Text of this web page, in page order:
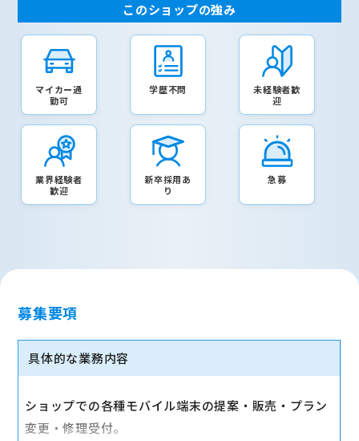
このショップの強み
マイカー通
勤可
学歴不問
未経験者歓
迎
業界経験者
歓迎
新卒採用あ
り
急募
募集要項
具体的な業務内容
ショップでの各種モバイル端末の提案・販売・プラン
変更・修理受付。